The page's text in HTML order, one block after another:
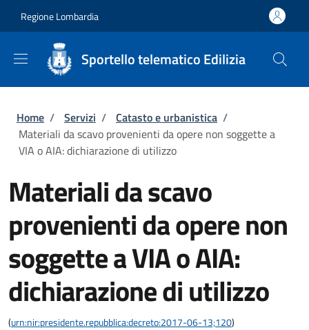
Regione Lombardia
Sportello telematico Edilizia
Briciole di pane
Home / Servizi / Catasto e urbanistica /
Materiali da scavo provenienti da opere non soggette a
VIA o AIA: dichiarazione di utilizzo
Materiali da scavo
provenienti da opere non
soggette a VIA o AIA:
dichiarazione di utilizzo
(urn:nir:presidente.repubblica:decreto:2017-06-13;120)